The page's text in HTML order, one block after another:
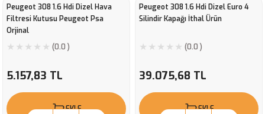
Peugeot 308 1.6 Hdi Dizel Hava
Filtresi Kutusu Peugeot Psa
Orjinal
(0.0 )
5.157,83 TL
EKLE
Peugeot 308 1.6 Hdi Dizel Euro 4
Silindir Kapağı İthal Ürün
(0.0 )
39.075,68 TL
EKLE